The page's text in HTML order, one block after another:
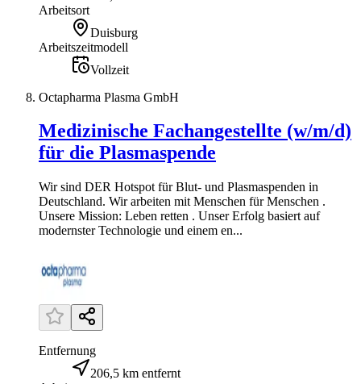
Arbeitsort
Duisburg
Arbeitszeitmodell
Vollzeit
Octapharma Plasma GmbH
Medizinische Fachangestellte (w/m/d)
für die Plasmaspende
Wir sind DER Hotspot für Blut- und Plasmaspenden in
Deutschland. Wir arbeiten mit Menschen für Menschen .
Unsere Mission: Leben retten . Unser Erfolg basiert auf
modernster Technologie und einem en...
Entfernung
206,5 km entfernt